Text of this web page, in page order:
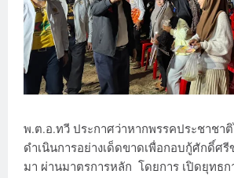
พ.ต.อ.ทวี ประกาศว่าหากพรรคประชาชา
ดำเนินการอย่างเด็ดขาดเพื่อกอบกู้ศักดิ์ศ
มา ผ่านมาตรการหลัก โดยการ เปิดยุทธก